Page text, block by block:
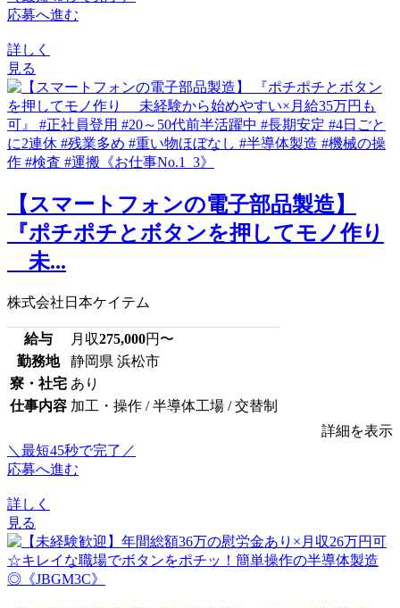
応募へ進む
詳しく
見る
【スマートフォンの電子部品製造】
『ポチポチとボタンを押してモノ作り
未...
株式会社日本ケイテム
給与 月収275,000円〜
勤務地
静岡県 浜松市
寮・社宅 あり
仕事内容 加工・操作 / 半導体工場 / 交替制
詳細を表示
＼最短45秒で完了／
応募へ進む
詳しく
見る